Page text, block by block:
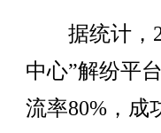
据统计，
中心”解纷平
流率80%，成